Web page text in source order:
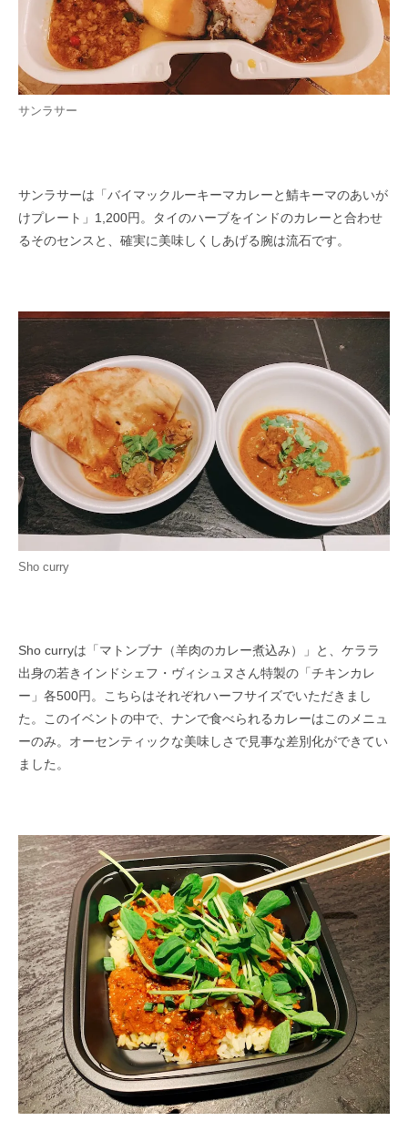
サンラサー
サンラサーは「バイマックルーキーマカレーと鯖キーマのあいが
けプレート」1,200円。タイのハーブをインドのカレーと合わせ
るその​センスと、確実に美味しくしあげる腕は流石です。​
Sho curry
Sho curryは「マトンブナ（羊肉のカレー煮込み）」と、ケララ
出身の若きインドシェフ・ヴィシュヌさん特製の「チキンカレ
ー」各500円。こちらはそれぞれハーフサイズでいた​だきまし
た。このイベントの中で、ナンで食べられるカレーはこのメニュ
ーのみ。オーセンティックな美味しさで見事な差別化がで​きてい
ました。​